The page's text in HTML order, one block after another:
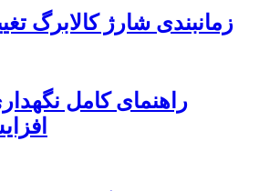
زمانبندی شارژ کالابرگ
راهنمای کامل